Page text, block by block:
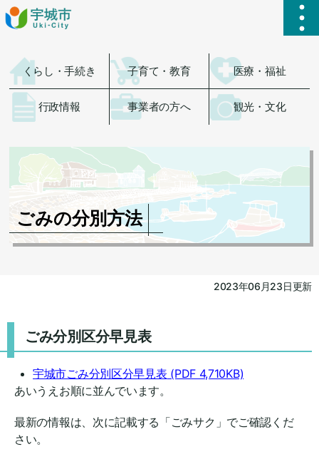
ハ
くらし・手続き 子育て・教育 医療・福祉
行政情報 事業者の方へ 観光・文化
ごみの分別方法
2023年06月23日更新
ごみ分別区分早見表
宇城市ごみ分別区分早見表 (PDF 4,710KB)
あいうえお順に並んでいます。
最新の情報は、次に記載する「ごみサク」でご確認くだ
さい。